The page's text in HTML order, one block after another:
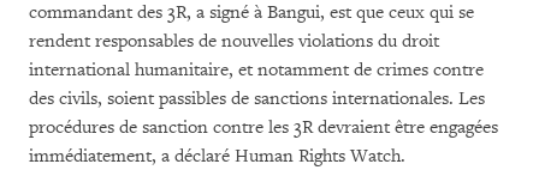
commandant des 3R, a signé à Bangui, est que ceux qui se
rendent responsables de nouvelles violations du droit
international humanitaire, et notamment de crimes contre
des civils, soient passibles de sanctions internationales. Les
procédures de sanction contre les 3R devraient être engagées
immédiatement, a déclaré Human Rights Watch.